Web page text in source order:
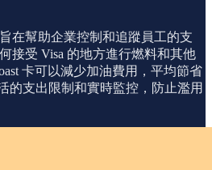
在幫助企業控制和追蹤員工的支
接受 Visa 的地方進行燃料和其他
卡可以減少加油費用，平均節省
的支出限制和實時監控，防止濫用